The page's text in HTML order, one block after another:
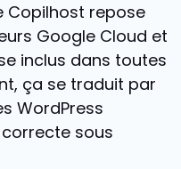
Copilhost repose
Google Cloud et
inclus dans toutes
ça se traduit par
WordPress
sous